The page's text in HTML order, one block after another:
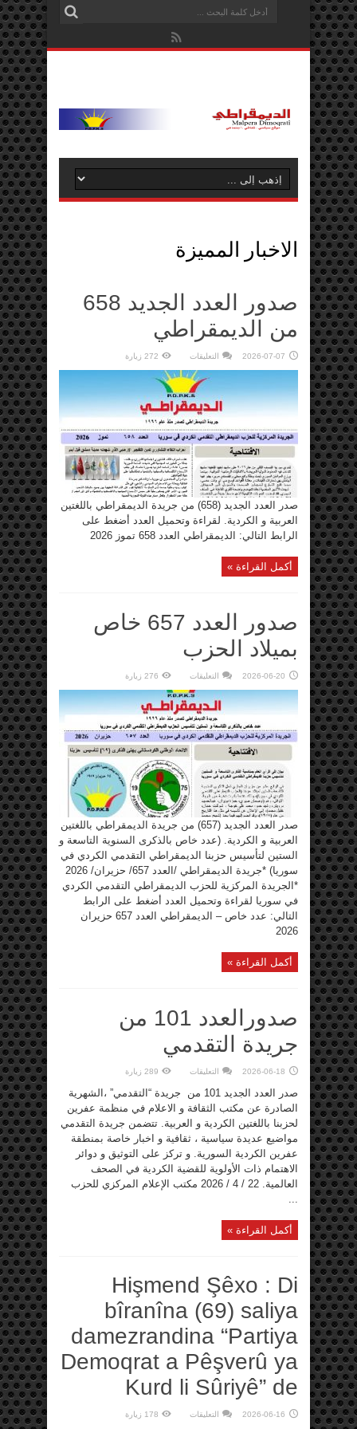
الاخبار المميزة
صدور العدد الجديد 658
من الديمقراطي
2026-07-07 التعليقات
العدد
الجديد
658
من
الديمقراطي
مغلقة
272 زيارة
صدر العدد الجديد (658) من جريدة الديمقراطي باللغتين
العربية و الكردية. لقراءة وتحميل العدد أضغط على
الرابط التالي: الديمقراطي العدد 658 تموز 2026
أكمل القراءة »
صدور العدد 657 خاص
بميلاد الحزب
2026-06-20 التعليقات
العدد
657
خاص
بميلاد
الحزب
مغلقة
276 زيارة
صدر العدد الجديد (657) من جريدة الديمقراطي باللغتين
العربية و الكردية. (عدد خاص بالذكرى السنوية التاسعة و
الستين لتأسيس حزبنا الديمقراطي التقدمي الكردي في
سوريا) *جريدة الديمقراطي /العدد 657/ حزيران/ 2026
*الجريدة المركزية للحزب الديمقراطي التقدمي الكردي
في سوريا لقراءة وتحميل العدد أضغط على الرابط
التالي: عدد خاص – الديمقراطي العدد 657 حزيران
2026
أكمل القراءة »
صدورالعدد 101 من
جريدة التقدمي
2026-06-18 التعليقات
من
جريدة
التقدمي
مغلقة
289 زيارة
صدر العدد الجديد 101 من جريدة “التقدمي” ،الشهرية
الصادرة عن مكتب الثقافة و الاعلام في منظمة عفرين
لحزبنا باللغتين الكردية و العربية. تتضمن جريدة التقدمي
مواضيع عديدة سياسية ، ثقافية و اخبار خاصة بمنطقة
عفرين الكردية السورية. و تركز على التوثيق و دوائر
الاهتمام ذات الأولوية للقضية الكردية في الصحف
العالمية. 22 / 4 / 2026 مكتب الإعلام المركزي للحزب
...
أكمل القراءة »
Hişmend Şêxo : Di
bîranîna (69) saliya
damezrandina “Partiya
Demoqrat a Pêşverû ya
Kurd li Sûriyê” de
2026-06-16 التعليقات 178 زيارة